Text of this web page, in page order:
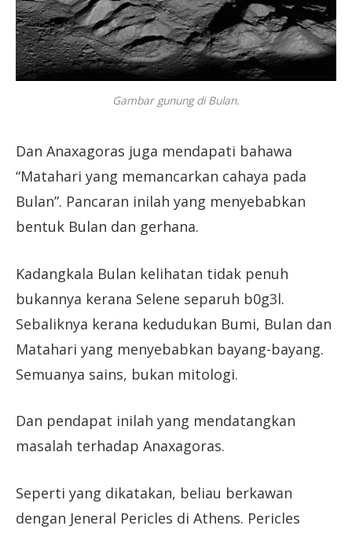
Gambar gunung di Bulan.
Dan Anaxagoras juga mendapati bahawa
“Matahari yang memancarkan cahaya pada
Bulan”. Pancaran inilah yang menyebabkan
bentuk Bulan dan gerhana.
Kadangkala Bulan kelihatan tidak penuh
bukannya kerana Selene separuh b0g3l.
Sebaliknya kerana kedudukan Bumi, Bulan dan
Matahari yang menyebabkan bayang-bayang.
Semuanya sains, bukan mitologi.
Dan pendapat inilah yang mendatangkan
masalah terhadap Anaxagoras.
Seperti yang dikatakan, beliau berkawan
dengan Jeneral Pericles di Athens. Pericles